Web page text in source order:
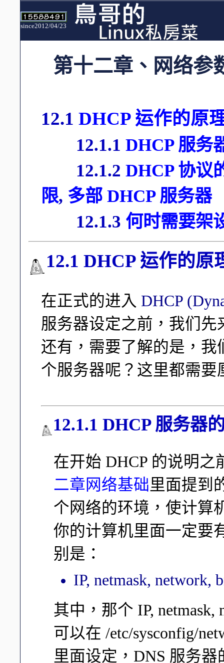
since2012/04/23
第十二章、网络参
12.1 DHCP 运作的原
12.1.1 DHCP 服务
12.1.2 DHCP 协议
限, 多部 DHCP 服务器
12.1.3 何时需要架
12.1 DHCP 运作的原
在正式的进入 DHCP
服务器设定之前，我们先
还有，需要了解的是，我
个服务器呢？这里都需要
12.1.1 DHCP 服务器
在开始 DHCP 的说明
二章网络基础里面提到
个网络的环境，使计算
你的计算机里面一定要
别是：
IP, netmask, network,
其中，那个 IP, netmask,
可以在 /etc/sysconfig/
里面设定，DNS 服务器